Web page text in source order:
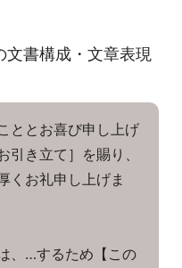
文書構成・文章表現
ととお喜び申し上げ
引き立て］を賜り、
くお礼申し上げま
、…するため【この